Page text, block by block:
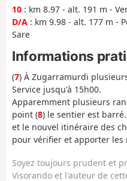
10 : km 8.97 - alt. 191 m -
D/A : km 9.98 - alt. 177 m -
Sare
Informations
(7) À Zugarramurdi
Service jusqu'à 15h00.
Apparemment plusieurs
point (8) le sentier est
et le nouvel itinéraire des
pour vérifier et apporter les
Soyez toujours prudent et
Visorando et l'auteur de